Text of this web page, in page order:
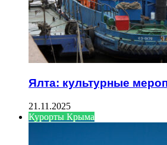
Ялта: культурные
21.11.2025
Курорты Крыма